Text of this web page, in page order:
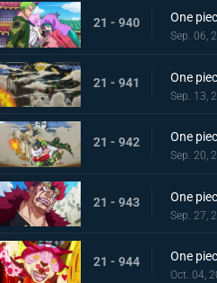
21 - 940
Sep. 06,
21 - 941
Sep. 13,
21 - 942
Sep. 20,
21 - 943
Sep. 27,
21 - 944
Oct. 04,